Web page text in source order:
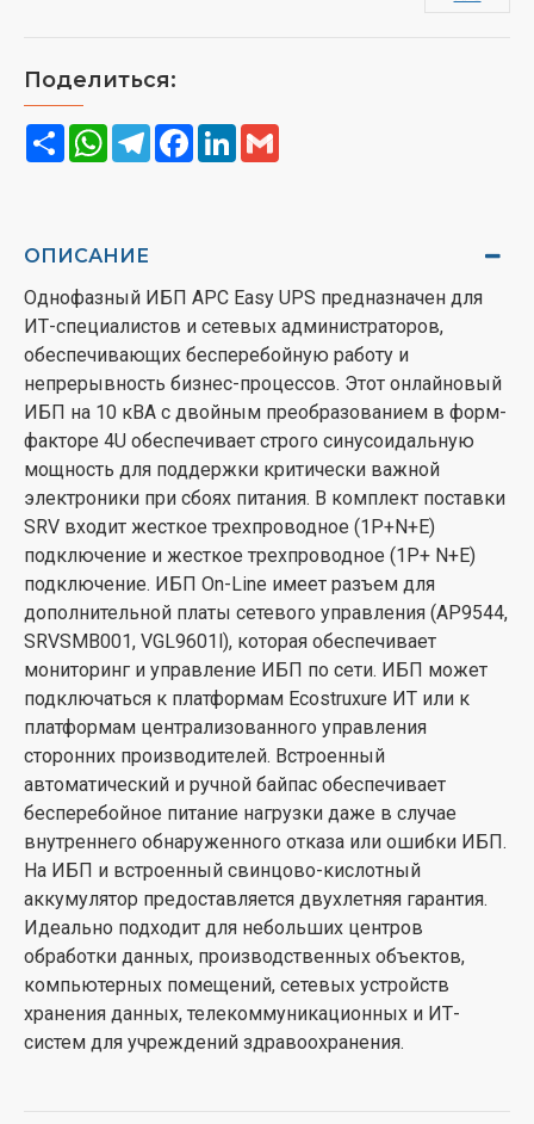
Поделиться:
Share WhatsAppTelegramFacebook
LinkedIn
ОПИСАНИЕ
Однофазный ИБП APC Easy UPS предназначен для
ИТ-специалистов и сетевых администраторов,
обеспечивающих бесперебойную работу и
непрерывность бизнес-процессов. Этот онлайновый
ИБП на 10 кВА с двойным преобразованием в форм-
факторе 4U обеспечивает строго синусоидальную
мощность для поддержки критически важной
электроники при сбоях питания. В комплект поставки
SRV входит жесткое трехпроводное (1P+N+E)
подключение и жесткое трехпроводное (1P+ N+E)
подключение. ИБП On-Line имеет разъем для
дополнительной платы сетевого управления (AP9544,
SRVSMB001, VGL9601l), которая обеспечивает
мониторинг и управление ИБП по сети. ИБП может
подключаться к платформам Ecostruxure ИТ или к
платформам централизованного управления
сторонних производителей. Встроенный
автоматический и ручной байпас обеспечивает
бесперебойное питание нагрузки даже в случае
внутреннего обнаруженного отказа или ошибки ИБП.
На ИБП и встроенный свинцово-кислотный
аккумулятор предоставляется двухлетняя гарантия.
Идеально подходит для небольших центров
обработки данных, производственных объектов,
компьютерных помещений, сетевых устройств
хранения данных, телекоммуникационных и ИТ-
систем для учреждений здравоохранения.